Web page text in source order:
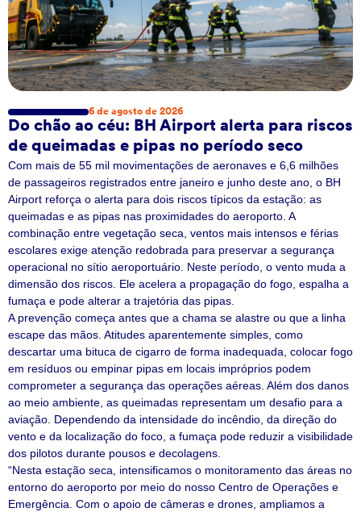
6 de agosto de 2026
Do chão ao céu: BH Airport alerta para riscos
de queimadas e pipas no período seco
Com mais de 55 mil movimentações de aeronaves e 6,6 milhões
de passageiros registrados entre janeiro e junho deste ano, o BH
Airport reforça o alerta para dois riscos típicos da estação: as
queimadas e as pipas nas proximidades do aeroporto. A
combinação entre vegetação seca, ventos mais intensos e férias
escolares exige atenção redobrada para preservar a segurança
operacional no sítio aeroportuário. Neste período, o vento muda a
dimensão dos riscos. Ele acelera a propagação do fogo, espalha a
fumaça e pode alterar a trajetória das pipas.
A prevenção começa antes que a chama se alastre ou que a linha
escape das mãos. Atitudes aparentemente simples, como
descartar uma bituca de cigarro de forma inadequada, colocar fogo
em resíduos ou empinar pipas em locais impróprios podem
comprometer a segurança das operações aéreas. Além dos danos
ao meio ambiente, as queimadas representam um desafio para a
aviação. Dependendo da intensidade do incêndio, da direção do
vento e da localização do foco, a fumaça pode reduzir a visibilidade
dos pilotos durante pousos e decolagens.
“Nesta estação seca, intensificamos o monitoramento das áreas no
entorno do aeroporto por meio do nosso Centro de Operações e
Emergência. Com o apoio de câmeras e drones, ampliamos a